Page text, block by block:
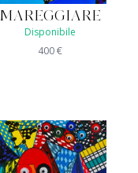
MAREGGIARE
Disponibile
400€